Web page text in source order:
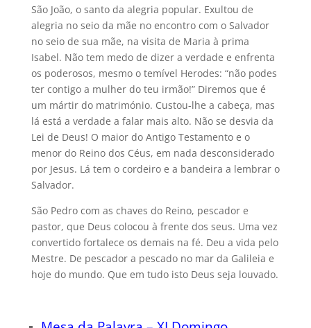
São João, o santo da alegria popular. Exultou de
alegria no seio da mãe no encontro com o Salvador
no seio de sua mãe, na visita de Maria à prima
Isabel. Não tem medo de dizer a verdade e enfrenta
os poderosos, mesmo o temível Herodes: “não podes
ter contigo a mulher do teu irmão!” Diremos que é
um mártir do matrimónio. Custou-lhe a cabeça, mas
lá está a verdade a falar mais alto. Não se desvia da
Lei de Deus! O maior do Antigo Testamento e o
menor do Reino dos Céus, em nada desconsiderado
por Jesus. Lá tem o cordeiro e a bandeira a lembrar o
Salvador.
São Pedro com as chaves do Reino, pescador e
pastor, que Deus colocou à frente dos seus. Uma vez
convertido fortalece os demais na fé. Deu a vida pelo
Mestre. De pescador a pescado no mar da Galileia e
hoje do mundo. Que em tudo isto Deus seja louvado.